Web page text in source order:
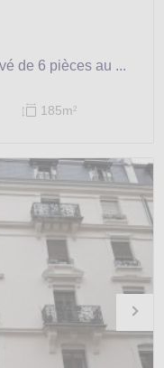
de 6 pièces au ...
185m2